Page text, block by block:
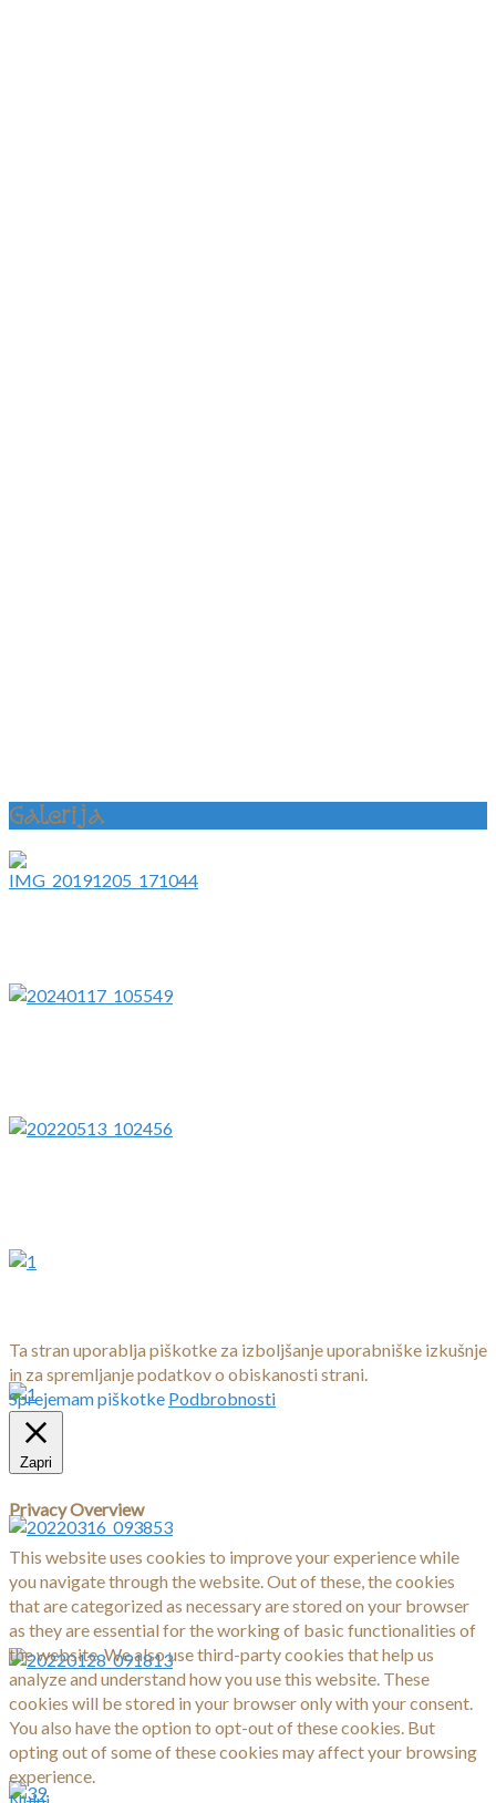
Galerija
Ta stran uporablja piškotke za izboljšanje uporabniške izkušnje
in za spremljanje podatkov o obiskanosti strani.
Sprejemam piškotke Podbrobnosti
Zapri
Privacy Overview
This website uses cookies to improve your experience while
you navigate through the website. Out of these, the cookies
that are categorized as necessary are stored on your browser
as they are essential for the working of basic functionalities of
the website. We also use third-party cookies that help us
analyze and understand how you use this website. These
cookies will be stored in your browser only with your consent.
You also have the option to opt-out of these cookies. But
opting out of some of these cookies may affect your browsing
experience.